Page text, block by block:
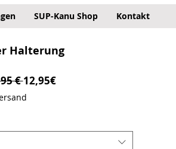
SUP-Kanu Shop Kontakt
Halterung
€ Prezzo regolare
12,95€Prezzo scontato